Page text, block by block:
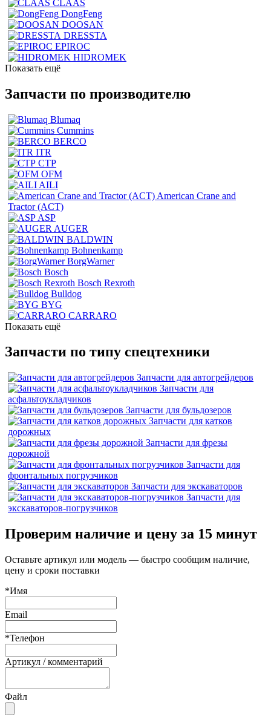
CLAAS
DongFeng
DOOSAN
DRESSTA
EPIROC
HIDROMEK
Показать ещё
Запчасти по производителю
Blumaq
Cummins
BERCO
ITR
CTP
OFM
AILI
American Crane and
Tractor (ACT)
ASP
AUGER
BALDWIN
Bohnenkamp
BorgWarner
Bosch
Bosch Rexroth
Bulldog
BYG
CARRARO
Показать ещё
Запчасти по типу спецтехники
Запчасти для автогрейдеров
Запчасти для
асфальтоукладчиков
Запчасти для бульдозеров
Запчасти для катков
дорожных
Запчасти для фрезы
дорожной
Запчасти для
фронтальных погрузчиков
Запчасти для экскаваторов
Запчасти для
экскаваторов-погрузчиков
Проверим наличие и цену за 15 минут
Оставьте артикул или модель — быстро сообщим наличие,
цену и сроки поставки
*Имя
Email
*Телефон
Артикул / комментарий
Файл